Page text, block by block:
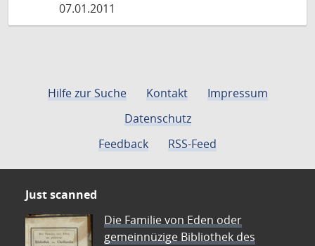
07.01.2011
Hilfe zur Suche Kontakt
Impressum
Datenschutz
Feedback
RSS-Feed
Just scanned
Die Familie von Eden oder
gemeinnüzige Bibliothek des